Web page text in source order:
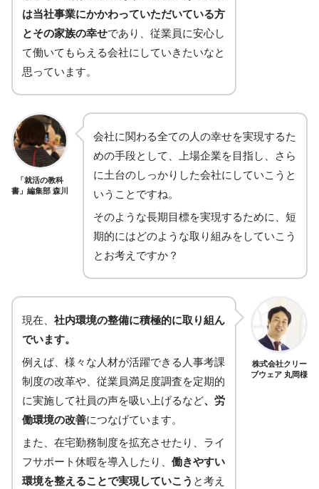
は当社事業にかかわっていただいている方
とその家族の幸せであり、従業員に安心し
て働いてもらえる会社にしていきたいなと
思っています。
「就活の教科
書」編集部 森川
会社に関わる全ての人の幸せを実現するた
めの手段として、上場企業を目指し、さら
に土台のしっかりした会社にしていこうと
いうことですね。
そのような長期目標を実現するために、短
期的にはどのような取り組みをしていこう
とお考えですか？
現在、 社内環境の整備に積極的に取り組ん
でいます。
例えば、様々な人材が活躍できる人事考課
制度の改革や、従業員満足度調査を定期的
に実施して社員の声を吸い上げるなど、労
働環境の改善につなげています。
また、在宅勤務制度を拡充させたり、ライ
フサポート休暇を導入したり、 働きやすい
環境を整えることで実現していこう と考え
株式会社クリー
ブウェア 丸岡様